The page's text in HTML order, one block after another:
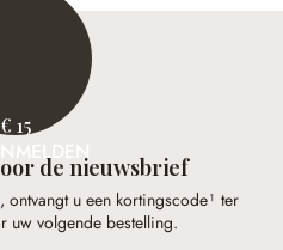
€ 15
de nieuwsbrief
u een kortingscode¹ ter
uw volgende bestelling.